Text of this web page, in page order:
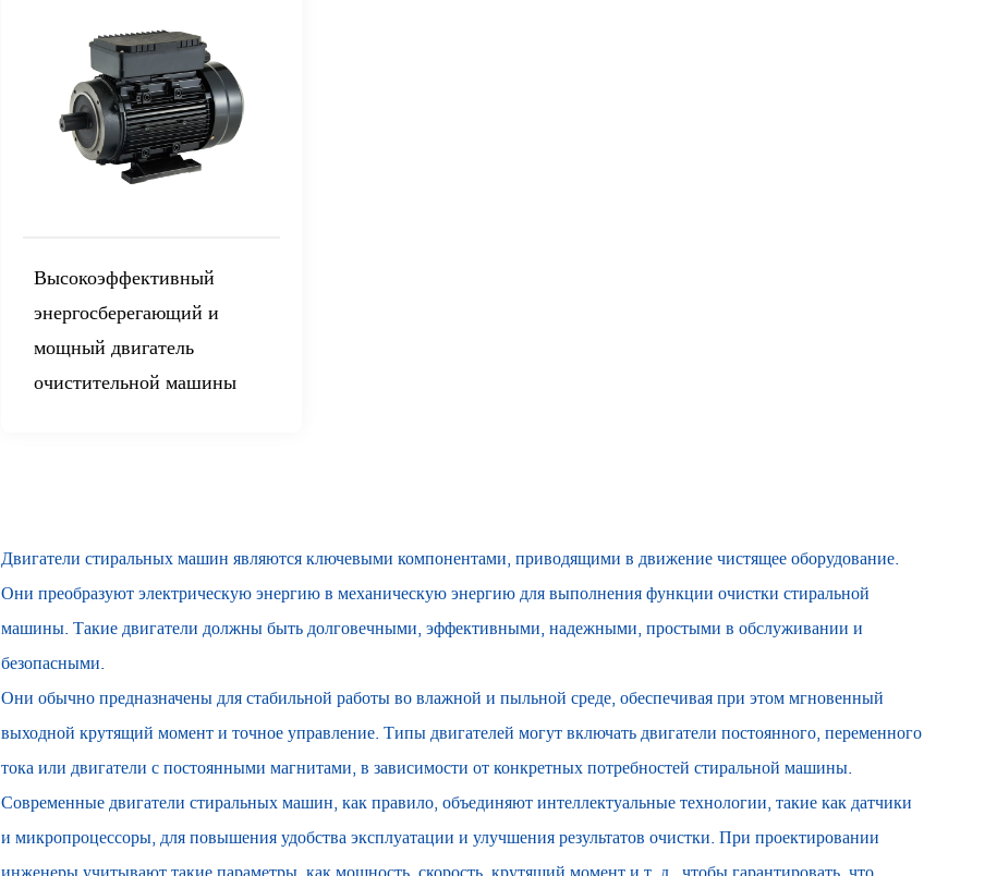
Высокоэффективный
энергосберегающий и
мощный двигатель
очистительной машины
Двигатели стиральных машин являются ключевыми компонентами, приводящими в движение чистящее оборудование.
Они преобразуют электрическую энергию в механическую энергию для выполнения функции очистки стиральной
машины. Такие двигатели должны быть долговечными, эффективными, надежными, простыми в обслуживании и
безопасными.
Они обычно предназначены для стабильной работы во влажной и пыльной среде, обеспечивая при этом мгновенный
выходной крутящий момент и точное управление. Типы двигателей могут включать двигатели постоянного, переменного
тока или двигатели с постоянными магнитами, в зависимости от конкретных потребностей стиральной машины.
Современные двигатели стиральных машин, как правило, объединяют интеллектуальные технологии, такие как датчики
и микропроцессоры, для повышения удобства эксплуатации и улучшения результатов очистки. При проектировании
инженеры учитывают такие параметры, как мощность, скорость, крутящий момент и т. д., чтобы гарантировать, что